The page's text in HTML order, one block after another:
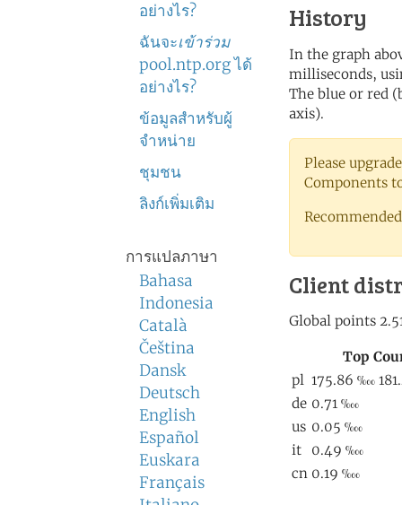
อย่างไร?
ฉันจะเข้าร่วม
pool.ntp.org ได้
อย่างไร?
ข้อมูลสำหรับผู้
จำหน่าย
ชุมชน
ลิงก์เพิ่มเติม
การแปลภาษา
Bahasa
Indonesia
Català
Čeština
Dansk
Deutsch
English
Español
Euskara
Français
History
In the graph
milliseconds,
The blue or red
axis).
Please
Components
Client